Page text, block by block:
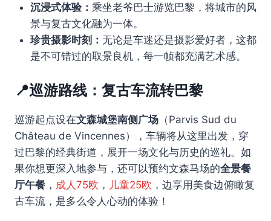
沉浸式体验： 乘坐老爷巴士游览巴黎，将城市的风
景与复古文化融为一体。
珍贵摄影时刻： 无论是车迷还是摄影爱好者，这都
是不可错过的取景良机，每一帧都充满艺术感。
📍巡游路线：复古车流转巴黎
巡游起点设在文森城堡南侧广场 （Parvis Sud du
Château de Vincennes），车辆将从这里出发，穿
过巴黎的经典街道，展开一场文化与历史的巡礼。如
果你想更深入地参与，还可以预约文森马场的全景餐
厅午餐 ， 成人75欧 ， 儿童25欧 ，边享用美食边俯瞰复
古车流，是多么令人心动的体验！